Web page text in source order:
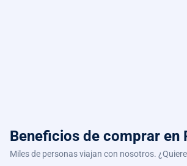
Beneficios de comprar en
Miles de personas viajan con nosotros.